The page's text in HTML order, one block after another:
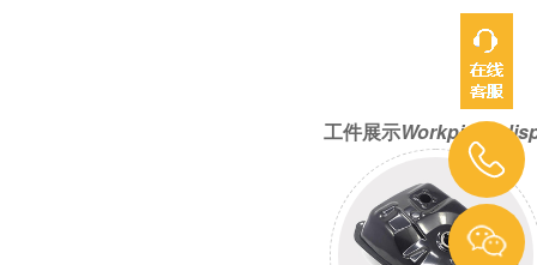
工件展示Workpiece